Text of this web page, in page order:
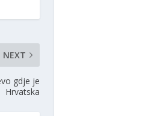
NEXT
gdje je
Hrvatska